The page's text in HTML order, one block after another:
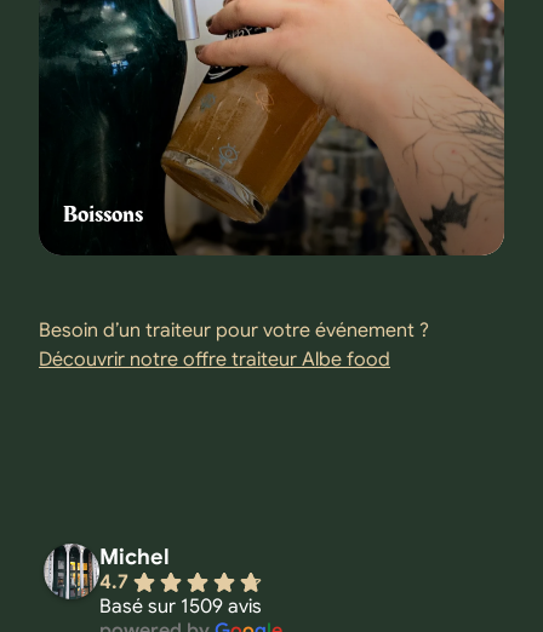
Boissons
Besoin d’un traiteur pour votre événement ?
Découvrir notre offre traiteur Albe food
Michel
4.7
Basé sur 1509 avis